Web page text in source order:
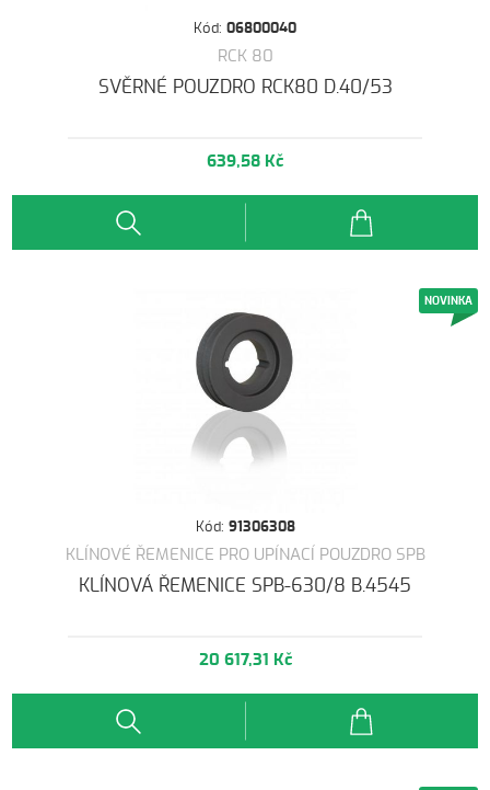
Kód: 06800040
RCK 80
SVĚRNÉ POUZDRO RCK80 D.40/53
639,58 Kč
NOVINKA
Kód: 91306308
KLÍNOVÉ ŘEMENICE PRO UPÍNACÍ POUZDRO SPB
KLÍNOVÁ ŘEMENICE SPB-630/8 B.4545
20 617,31 Kč